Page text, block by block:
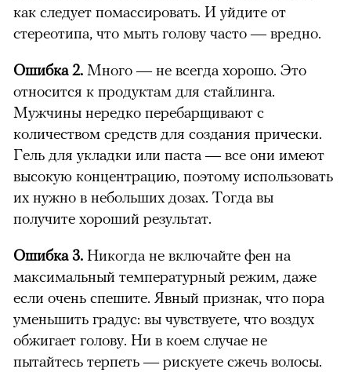
как следует помассировать. И уйдите от
стереотипа, что мыть голову часто — вредно.
Ошибка 2. Много — не всегда хорошо. Это
относится к продуктам для стайлинга.
Мужчины нередко перебарщивают с
количеством средств для создания прически.
Гель для укладки или паста — все они имеют
высокую концентрацию, поэтому использовать
их нужно в небольших дозах. Тогда вы
получите хороший результат.
Ошибка 3. Никогда не включайте фен на
максимальный температурный режим, даже
если очень спешите. Явный признак, что пора
уменьшить градус: вы чувствуете, что воздух
обжигает голову. Ни в коем случае не
пытайтесь терпеть — рискуете сжечь волосы.